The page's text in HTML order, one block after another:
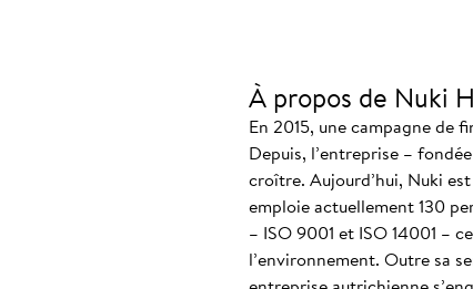
À propos de Nuki
En 2015, une campagne de
Depuis, l’entreprise –
croître. Aujourd’hui, Nuki
emploie actuellement 130
– ISO 9001 et ISO 14001 –
l’environnement. Outre sa